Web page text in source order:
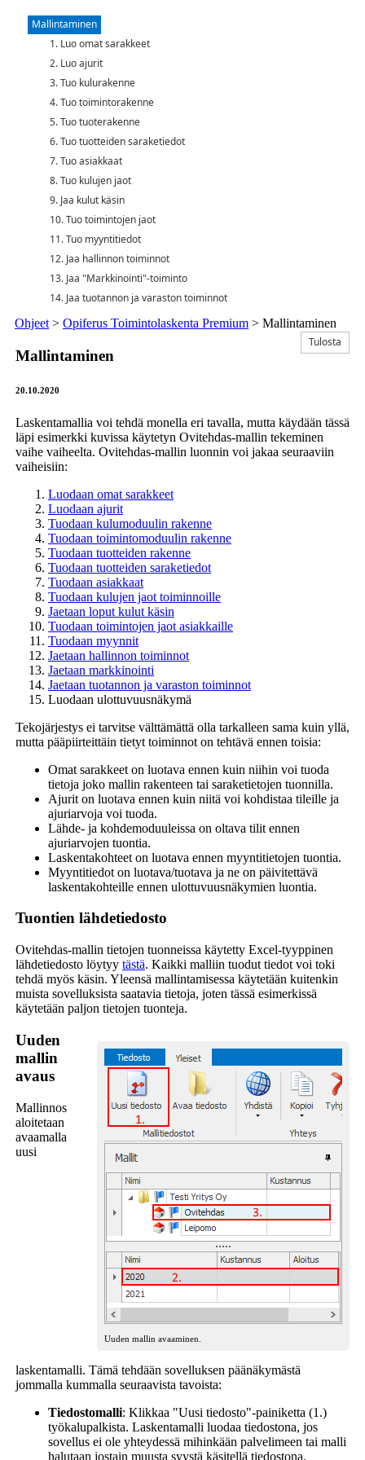
Mallintaminen
1. Luo omat sarakkeet
2. Luo ajurit
3. Tuo kulurakenne
4. Tuo toimintorakenne
5. Tuo tuoterakenne
6. Tuo tuotteiden saraketiedot
7. Tuo asiakkaat
8. Tuo kulujen jaot
9. Jaa kulut käsin
10. Tuo toimintojen jaot
11. Tuo myyntitiedot
12. Jaa hallinnon toiminnot
13. Jaa "Markkinointi"-toiminto
14. Jaa tuotannon ja varaston toiminnot
Ohjeet > Opiferus Toimintolaskenta Premium > Mallintaminen
Mallintaminen
20.10.2020
Tulosta
Laskentamallia voi tehdä monella eri tavalla, mutta käydään tässä
läpi esimerkki kuvissa käytetyn Ovitehdas-mallin tekeminen
vaihe vaiheelta. Ovitehdas-mallin luonnin voi jakaa seuraaviin
vaiheisiin:
Luodaan omat sarakkeet
Luodaan ajurit
Tuodaan kulumoduulin rakenne
Tuodaan toimintomoduulin rakenne
Tuodaan tuotteiden rakenne
Tuodaan tuotteiden saraketiedot
Tuodaan asiakkaat
Tuodaan kulujen jaot toiminnoille
Jaetaan loput kulut käsin
Tuodaan toimintojen jaot asiakkaille
Tuodaan myynnit
Jaetaan hallinnon toiminnot
Jaetaan markkinointi
Jaetaan tuotannon ja varaston toiminnot
Luodaan ulottuvuusnäkymä
Tekojärjestys ei tarvitse välttämättä olla tarkalleen sama kuin yllä,
mutta pääpiirteittäin tietyt toiminnot on tehtävä ennen toisia:
Omat sarakkeet on luotava ennen kuin niihin voi tuoda
tietoja joko mallin rakenteen tai saraketietojen tuonnilla.
Ajurit on luotava ennen kuin niitä voi kohdistaa tileille ja
ajuriarvoja voi tuoda.
Lähde- ja kohdemoduuleissa on oltava tilit ennen
ajuriarvojen tuontia.
Laskentakohteet on luotava ennen myyntitietojen tuontia.
Myyntitiedot on luotava/tuotava ja ne on päivitettävä
laskentakohteille ennen ulottuvuusnäkymien luontia.
Tuontien lähdetiedosto
Ovitehdas-mallin tietojen tuonneissa käytetty Excel-tyyppinen
lähdetiedosto löytyy tästä. Kaikki malliin tuodut tiedot voi toki
tehdä myös käsin. Yleensä mallintamisessa käytetään kuitenkin
muista sovelluksista saatavia tietoja, joten tässä esimerkissä
käytetään paljon tietojen tuonteja.
Uuden mallin avaaminen.
Uuden
mallin
avaus
Mallinnos
aloitetaan
avaamalla
uusi
laskentamalli. Tämä tehdään sovelluksen päänäkymästä
jommalla kummalla seuraavista tavoista:
Tiedostomalli: Klikkaa "Uusi tiedosto"-painiketta (1.)
työkalupalkista. Laskentamalli luodaa tiedostona, jos
sovellus ei ole yhteydessä mihinkään palvelimeen tai malli
halutaan jostain muusta syystä käsitellä tiedostona.